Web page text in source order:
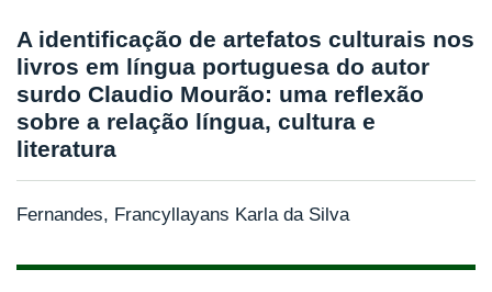
A identificação de artefatos culturais nos
livros em língua portuguesa do autor
surdo Claudio Mourão: uma reflexão
sobre a relação língua, cultura e
literatura
Fernandes, Francyllayans Karla da Silva